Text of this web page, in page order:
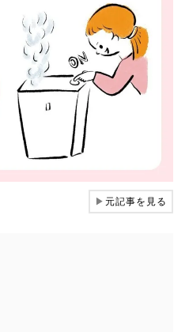
▶元記事を見る